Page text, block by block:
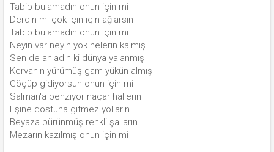
Tabip bulamadın onun için mi
Derdin mi çok için için ağlarsın
Tabip bulamadın onun için mi
Neyin var neyin yok nelerin kalmış
Sen de anladın ki dünya yalanmış
Kervanın yürümüş gam yükün almış
Göçüp gidiyorsun onun için mi
Salman'a benziyor naçar hallerin
Eşine dostuna gitmez yolların
Beyaza bürünmüş renkli şalların
Mezarın kazılmış onun için mi